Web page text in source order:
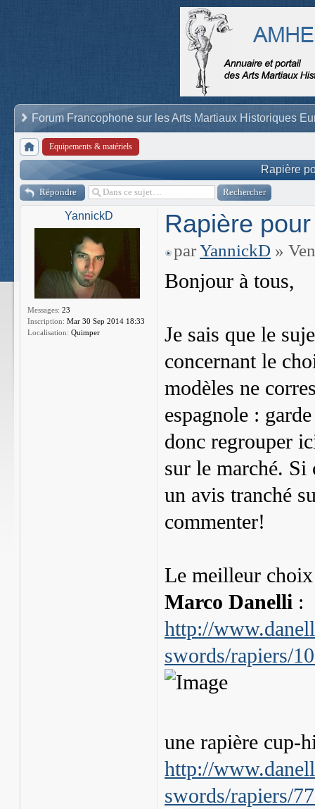
Forum Francophone sur les Arts Martiaux Historiques
Equipements & matériels
Rapière
Répondre
YannickD
Messages: 23
Inscription: Mar 30 Sep 2014 18:33
Localisation: Quimper
Rapière
parYannickD »
Bonjour à tous,
Je sais que le
concernant le
modèles ne
espagnole :
donc regrouper
sur le marché. Si
un avis tranché
commenter!
Le meilleur choix
Marco Danelli :
http://
swords/rapiers/
une rapière cup-
http://
swords/rapiers/